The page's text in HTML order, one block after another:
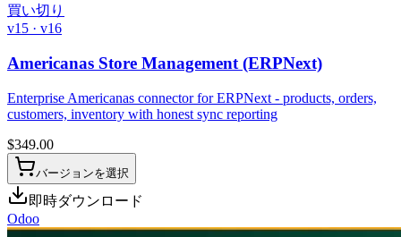
買い切り
v15 · v16
Americanas Store Management (ERPNext)
Enterprise Americanas connector for ERPNext - products, orders,
customers, inventory with honest sync reporting
$349.00
バージョンを選択
即時ダウンロード
Odoo